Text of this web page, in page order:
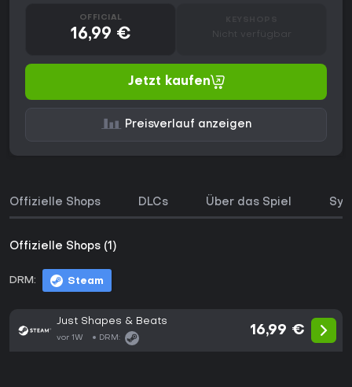
OFFICIAL
16,99 € Nicht verfügbar
Jetzt kaufen
Preisverlauf anzeigen
Offizielle Shops DLCs Über das Spiel
Offizielle Shops (1)
DRM: Steam
Just Shapes & Beats
vor 1W DRM:
16,99 €